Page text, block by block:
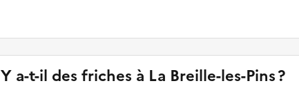
Y a-t-il des friches à La Breille-les-Pins ?